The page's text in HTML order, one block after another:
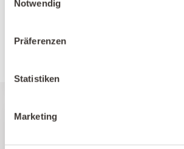
Notwendig
Präferenzen
Statistiken
Marketing
sowie alle, die sich für gesundes,